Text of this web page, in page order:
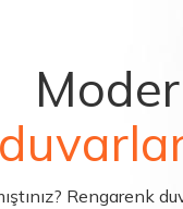
Rengarenk